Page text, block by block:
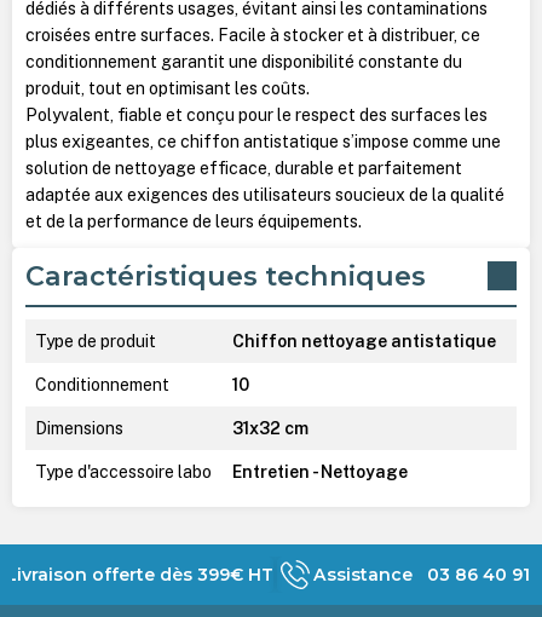
dédiés à différents usages, évitant ainsi les contaminations
croisées entre surfaces. Facile à stocker et à distribuer, ce
conditionnement garantit une disponibilité constante du
produit, tout en optimisant les coûts.
Polyvalent, fiable et conçu pour le respect des surfaces les
plus exigeantes, ce chiffon antistatique s’impose comme une
solution de nettoyage efficace, durable et parfaitement
adaptée aux exigences des utilisateurs soucieux de la qualité
et de la performance de leurs équipements.
Caractéristiques techniques
Type de produit Chiffon nettoyage antistatique
Conditionnement 10
Dimensions 31x32 cm
Type d'accessoire labo Entretien - Nettoyage
Livraison offerte dès 399€ HT Assistance 03 86 40 91